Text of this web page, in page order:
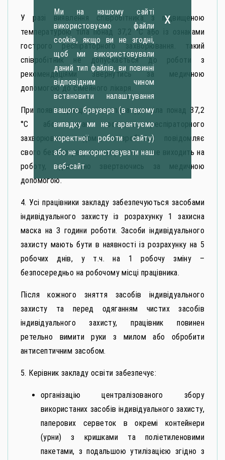
У разі виявлення співробітника з підвищеною
температурою тіла понад 37,2 °C або із ознаками
гострого респіраторного захворювання. такий
співробітник не допускається до роботи з
рекомендаціями звернутись за медичною
допомогою до сімейного лікаря.
При появі підвищеної температури тіла понад 37,2
°C або ознак гострого респіраторного
захворювання вдома, співробітник повідомляє
свого безпосереднього керівника та не виходить на
роботу, одночасно звертаючись за медичною
допомогою.
4. Усі працівники закладу забезпечуються засобами
індивідуального захисту із розрахунку 1 захисна
маска на 3 години роботи. Засоби індивідуального
захисту мають бути в наявності із розрахунку на 5
робочих днів, у т.ч. на 1 робочу зміну –
безпосередньо на робочому місці працівника.
Після кожного зняття засобів індивідуального
захисту та перед одяганням чистих засобів
індивідуального захисту, працівник повинен
ретельно вимити руки з милом або обробити
антисептичним засобом.
5. Керівник закладу освіти забезпечує:
організацію централізованого збору
використаних засобів індивідуального захисту,
паперових серветок в окремі контейнери
(урни) з кришками та поліетиленовими
пакетами, з подальшою утилізацією згідно з
Ми на нашому сайті
використовуємо файли
cookie, якщо ви не згодні,
щоб ми використовували
даний тип файлів, ви повинні
відповідним чином
встановити налаштування
вашого браузера (в такому
випадку ми не гарантуємо
коректної роботи сайту)
або не використовувати наш
веб-сайт
x